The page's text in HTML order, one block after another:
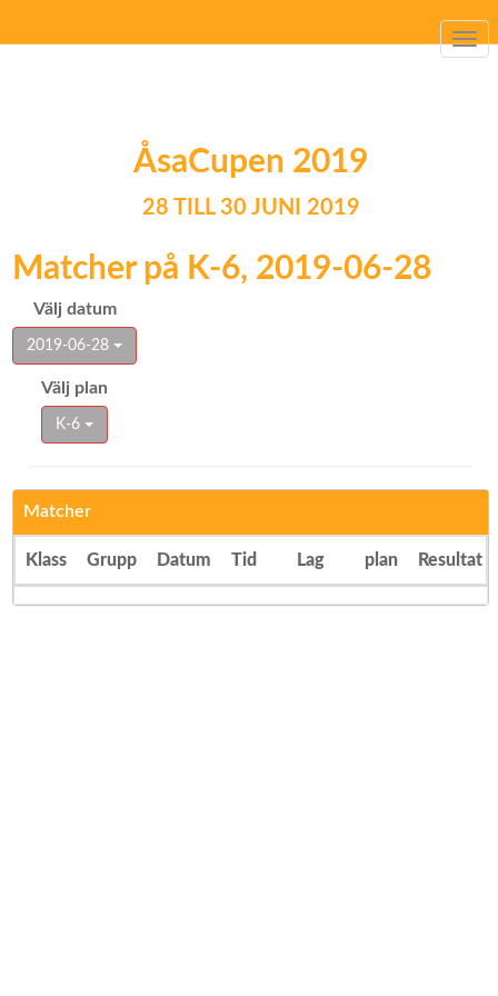
ÅsaCupen 2019
28 TILL 30 JUNI 2019
Matcher på K-6, 2019-06-28
Välj datum
2019-06-28
Välj plan
K-6
Matcher
Klass Grupp Datum Tid Lag plan Resultat